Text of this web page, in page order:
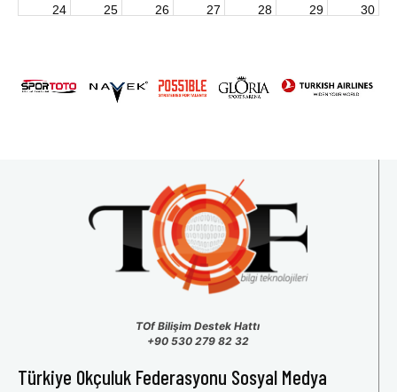
24 25 26 27 28 29 30
TOf Bilişim Destek Hattı
+90 530 279 82 32
Türkiye Okçuluk Federasyonu Sosyal Medya